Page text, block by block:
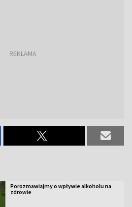
Porozmawiajmy o wpływie alkoholu na
zdrowie